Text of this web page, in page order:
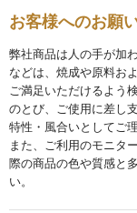
その他
others
お買い物ガイド
SHOPPING GUIDE
お客様へのお願
弊社商品は人の手が加
などは、焼成や原料お
ご満足いただけるよう
のとび、ご使用に差し
特性・風合いとしてご
また、ご利用のモニタ
際の商品の色や質感と
い。